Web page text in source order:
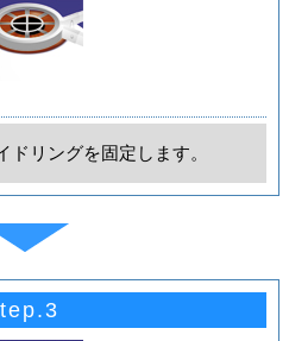
リングを固定します。